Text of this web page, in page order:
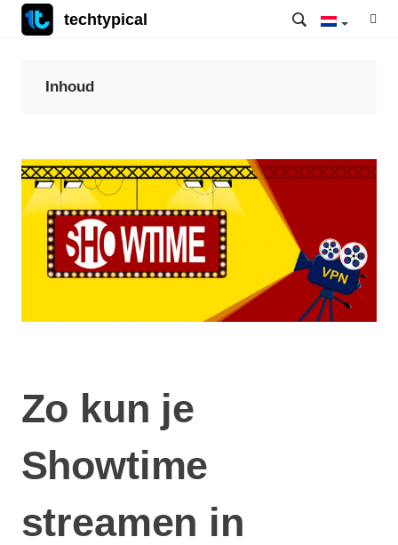
techtypical
Zo kun je
Showtime
streamen in
Inhoud